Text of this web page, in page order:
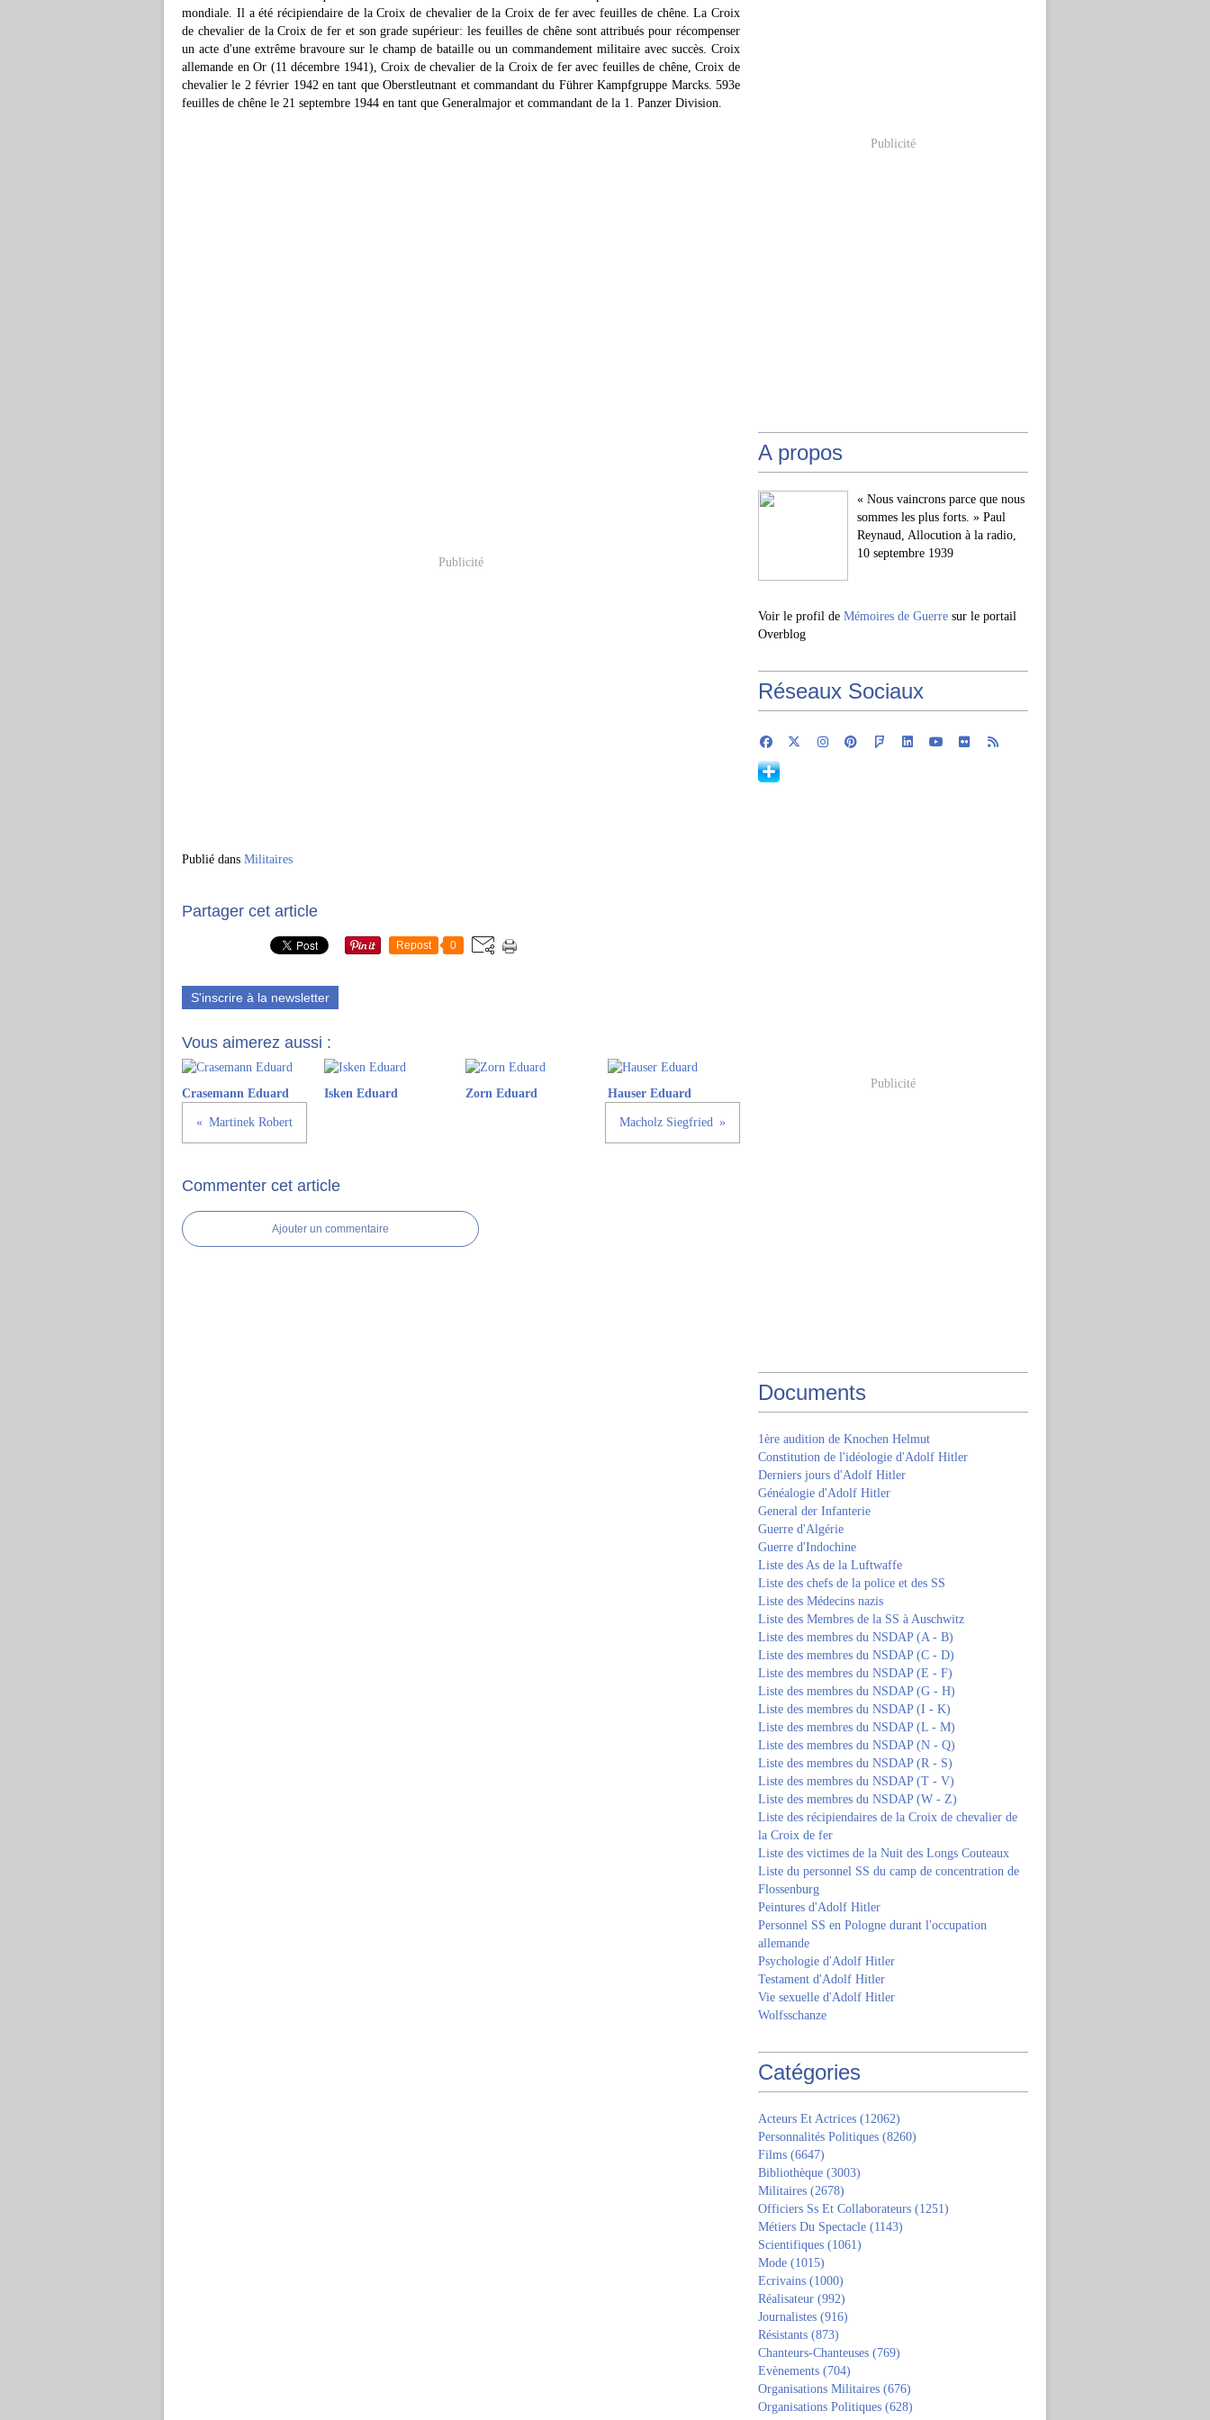
mondiale. Il a été récipiendaire de la Croix de chevalier de la Croix de fer avec feuilles de chêne. La Croix
de chevalier de la Croix de fer et son grade supérieur: les feuilles de chêne sont attribués pour récompenser
un acte d'une extrême bravoure sur le champ de bataille ou un commandement militaire avec succès. Croix
allemande en Or (11 décembre 1941), Croix de chevalier de la Croix de fer avec feuilles de chêne, Croix de
chevalier le 2 février 1942 en tant que Oberstleutnant et commandant du Führer Kampfgruppe Marcks. 593e
feuilles de chêne le 21 septembre 1944 en tant que Generalmajor et commandant de la 1. Panzer Division.
Publicité
Publié dans Militaires
Partager cet article
Repost 0
S'inscrire à la newsletter
Vous aimerez aussi :
Crasemann Eduard Isken Eduard Zorn Eduard Hauser Eduard
Martinek Robert Macholz Siegfried
Commenter cet article
Ajouter un commentaire
Publicité
A propos
« Nous vaincrons parce que nous
sommes les plus forts. » Paul
Reynaud, Allocution à la radio,
10 septembre 1939
Voir le profil de Mémoires de Guerre sur le portail
Overblog
Réseaux Sociaux
Publicité
Documents
1ère audition de Knochen Helmut
Constitution de l'idéologie d'Adolf Hitler
Derniers jours d'Adolf Hitler
Généalogie d'Adolf Hitler
General der Infanterie
Guerre d'Algérie
Guerre d'Indochine
Liste des As de la Luftwaffe
Liste des chefs de la police et des SS
Liste des Médecins nazis
Liste des Membres de la SS à Auschwitz
Liste des membres du NSDAP (A - B)
Liste des membres du NSDAP (C - D)
Liste des membres du NSDAP (E - F)
Liste des membres du NSDAP (G - H)
Liste des membres du NSDAP (I - K)
Liste des membres du NSDAP (L - M)
Liste des membres du NSDAP (N - Q)
Liste des membres du NSDAP (R - S)
Liste des membres du NSDAP (T - V)
Liste des membres du NSDAP (W - Z)
Liste des récipiendaires de la Croix de chevalier de
la Croix de fer
Liste des victimes de la Nuit des Longs Couteaux
Liste du personnel SS du camp de concentration de
Flossenburg
Peintures d'Adolf Hitler
Personnel SS en Pologne durant l'occupation
allemande
Psychologie d'Adolf Hitler
Testament d'Adolf Hitler
Vie sexuelle d'Adolf Hitler
Wolfsschanze
Catégories
Acteurs Et Actrices (12062)
Personnalités Politiques (8260)
Films (6647)
Bibliothèque (3003)
Militaires (2678)
Officiers Ss Et Collaborateurs (1251)
Métiers Du Spectacle (1143)
Scientifiques (1061)
Mode (1015)
Ecrivains (1000)
Réalisateur (992)
Journalistes (916)
Résistants (873)
Chanteurs-Chanteuses (769)
Evènements (704)
Organisations Militaires (676)
Organisations Politiques (628)